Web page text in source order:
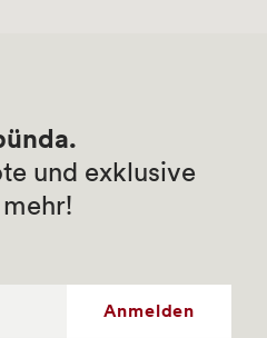
und exklusive
Anmelden